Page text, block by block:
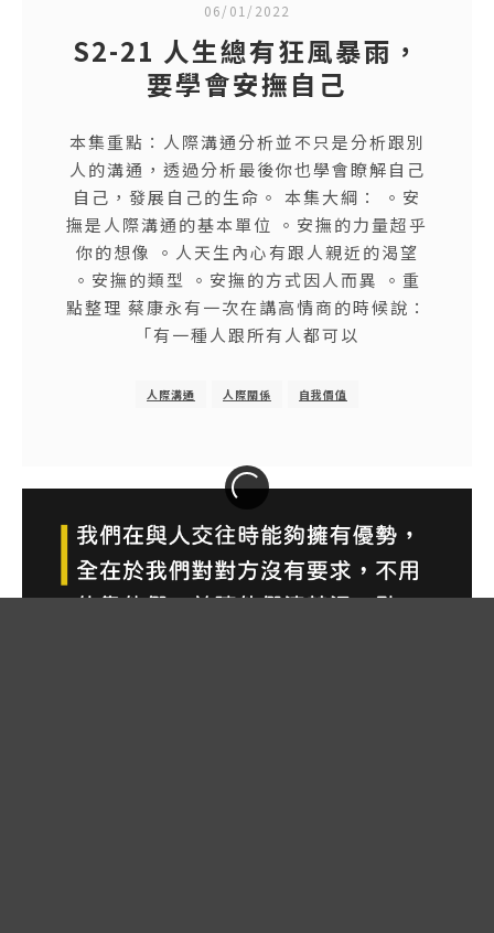
06/01/2022
S2-21 人生總有狂風暴雨，
要學會安撫自己
本集重點：人際溝通分析並不只是分析跟別
人的溝通，透過分析最後你也學會瞭解自己
自己，發展自己的生命。 本集大綱： 。安
撫是人際溝通的基本單位 。安撫的力量超乎
你的想像 。人天生內心有跟人親近的渴望
。安撫的類型 。安撫的方式因人而異 。重
點整理 蔡康永有一次在講高情商的時候說：
「有一種人跟所有人都可以
人際溝通 人際關係 自我價值